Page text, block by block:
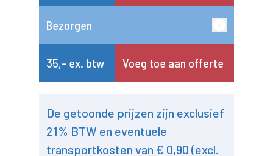
Bezorgen
35,- ex. btw Voeg toe aan offerte
De getoonde prijzen zijn exclusief
21% BTW en eventuele
transportkosten van € 0,90 (excl.